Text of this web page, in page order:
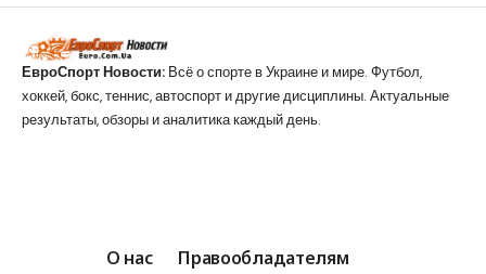
ЕвроСпорт Новости: Всё о спорте в Украине и мире. Футбол,
хоккей, бокс, теннис, автоспорт и другие дисциплины. Актуальные
результаты, обзоры и аналитика каждый день.
О нас Правообладателям